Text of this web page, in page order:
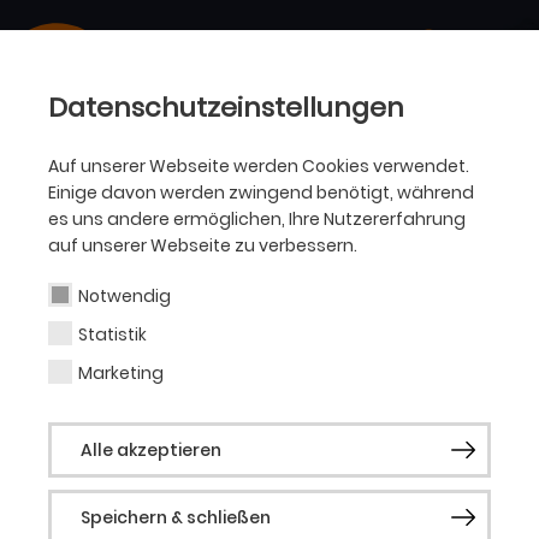
Datenschutzeinstellungen
Auf unserer Webseite werden Cookies verwendet.
Einige davon werden zwingend benötigt, während
es uns andere ermöglichen, Ihre Nutzererfahrung
auf unserer Webseite zu verbessern.
Notwendig
Statistik
Marketing
Alle akzeptieren
Speichern & schließen